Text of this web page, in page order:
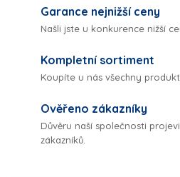
Garance nejnižší ceny
Našli jste u konkurence nižší
Kompletní sortiment
Koupíte u nás všechny
Ověřeno zákazníky
Důvěru naší společnosti
zákazníků.